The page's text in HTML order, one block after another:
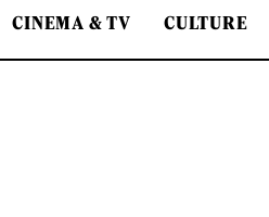
CINEMA & TV CULTURE